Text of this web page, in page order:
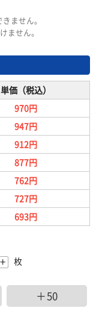
ません。
ません。
単価（税込）
970円
947円
912円
877円
762円
727円
693円
+ 枚
＋50